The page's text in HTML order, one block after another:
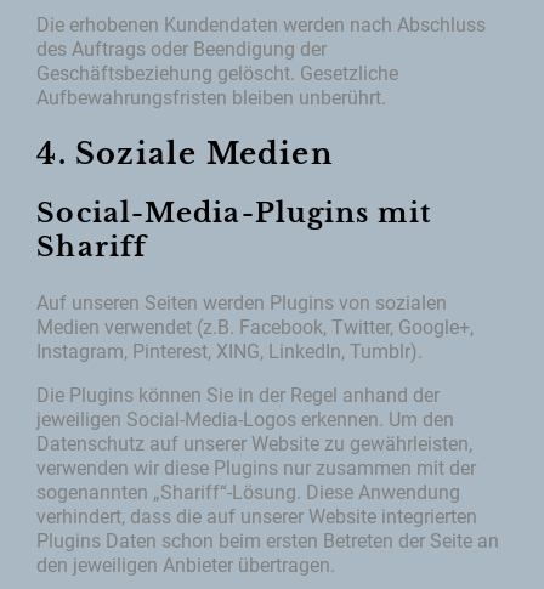
Die erhobenen Kundendaten werden nach Abschluss
des Auftrags oder Beendigung der
Geschäftsbeziehung gelöscht. Gesetzliche
Aufbewahrungsfristen bleiben unberührt.
4. Soziale Medien
Social-Media-Plugins mit
Shariff
Auf unseren Seiten werden Plugins von sozialen
Medien verwendet (z.B. Facebook, Twitter, Google+,
Instagram, Pinterest, XING, LinkedIn, Tumblr).
Die Plugins können Sie in der Regel anhand der
jeweiligen Social-Media-Logos erkennen. Um den
Datenschutz auf unserer Website zu gewährleisten,
verwenden wir diese Plugins nur zusammen mit der
sogenannten „Shariff“-Lösung. Diese Anwendung
verhindert, dass die auf unserer Website integrierten
Plugins Daten schon beim ersten Betreten der Seite an
den jeweiligen Anbieter übertragen.